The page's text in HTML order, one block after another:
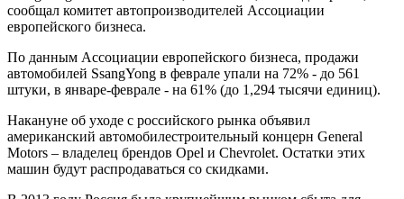
сообщал комитет автопроизводителей Ассоциации
европейского бизнеса.
По данным Ассоциации европейского бизнеса, продажи
автомобилей SsangYong в феврале упали на 72% - до 561
штуки, в январе-феврале - на 61% (до 1,294 тысячи единиц).
Накануне об уходе с российского рынка объявил
американский автомобилестроительный концерн General
Motors – владелец брендов Opel и Chevrolet. Остатки этих
машин будут распродаваться со скидками.